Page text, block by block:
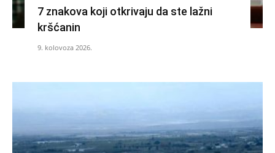
7 znakova koji otkrivaju da ste lažni
kršćanin
9. kolovoza 2026.